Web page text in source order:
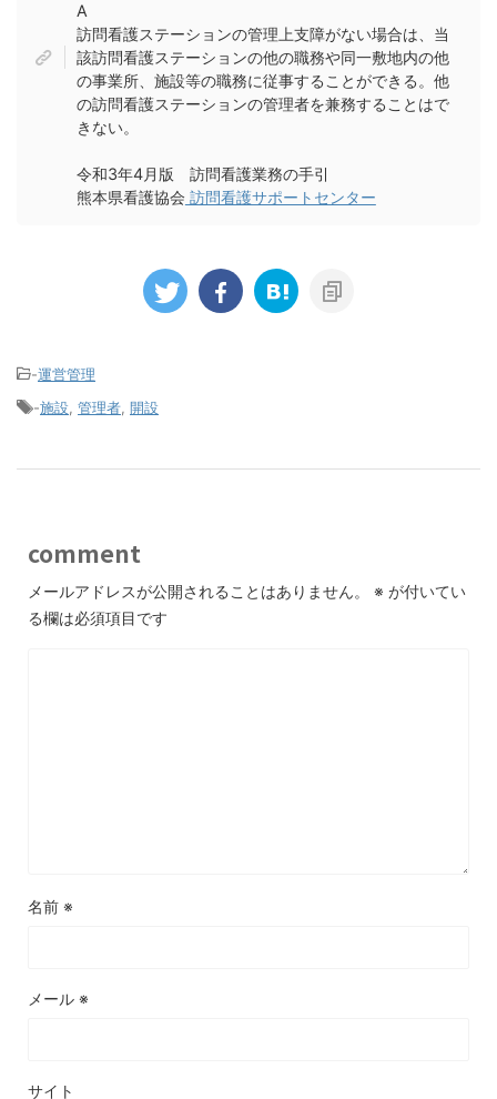
A
訪問看護ステーションの管理上支障がない場合は、当
該訪問看護ステーションの他の職務や同一敷地内の他
の事業所、施設等の職務に従事することができる。他
の訪問看護ステーションの管理者を兼務することはで
きない。
令和3年4月版 訪問看護業務の手引
熊本県看護協会 訪問看護サポートセンター
-運営管理
-施設 管理者 開設
comment
メールアドレスが公開されることはありません。 ※ が付いてい
る欄は必須項目です
名前 ※
メール ※
サイト